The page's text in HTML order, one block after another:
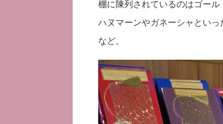
棚に陳列されているのはゴール
ハヌマーンやガネーシャとい
など。